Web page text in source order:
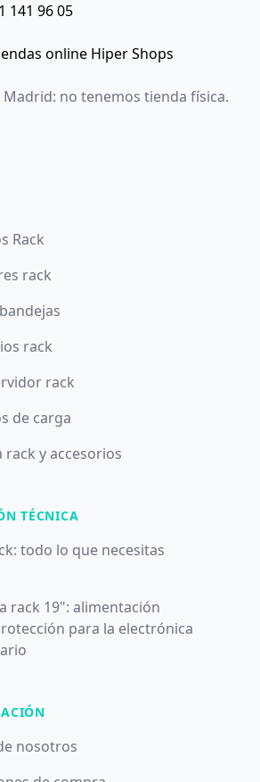
141 96 05
online Hiper Shops
Madrid: no tenemos tienda física.
Rack
rack
rack
rack
de carga
rack y accesorios
TÉCNICA
todo lo que necesitas
rack 19": alimentación
para la electrónica
nosotros